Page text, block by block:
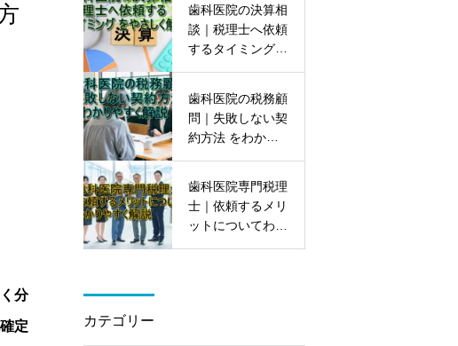
分
定
歯科医院の決算相
談｜税理士へ依頼
するタイミング
歯科医院の税務顧
問｜失敗しない契
約方法 をわかり
歯科医院専門税理
士｜依頼するメリ
ットについてわか
カテゴリー